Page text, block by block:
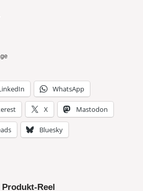
WhatsApp
X Mastodon
Bluesky
Produkt-Reel